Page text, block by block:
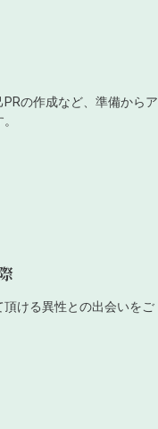
の作成など、準備からア
頂ける異性との出会いをご